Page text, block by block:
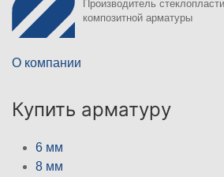
Производитель
композитной арматуры
О компании
Купить арматуру
6 мм
8 мм